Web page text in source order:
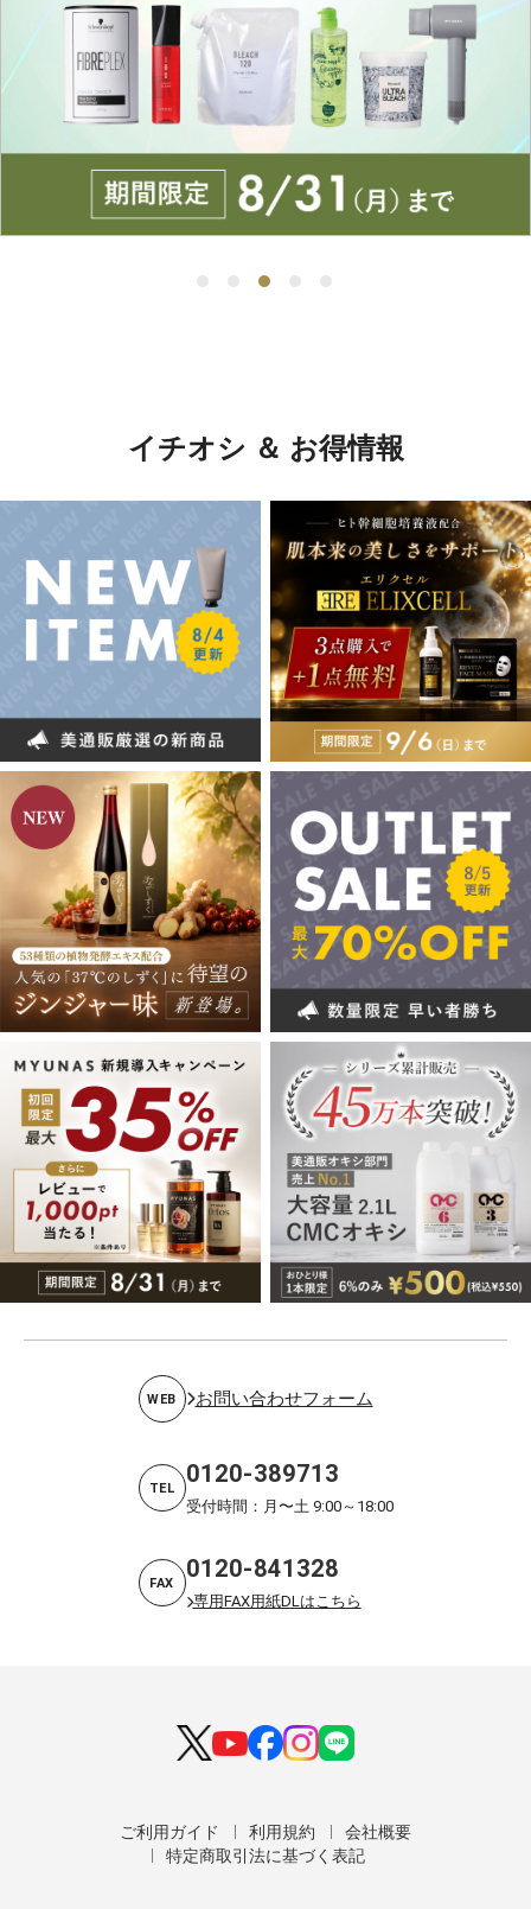
イチオシ ＆ お得情報
WEB お問い合わせフォーム
TEL 0120-389713
受付時間：月〜土 9:00～18:00
FAX 0120-841328
専用FAX用紙DLはこちら
ご利用ガイド 利用規約
会社概要
特定商取引法に基づく表記